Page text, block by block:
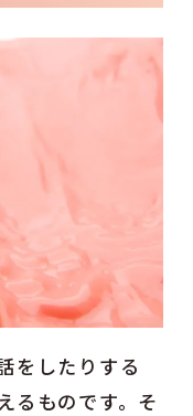
をしたりする
るものです。そ